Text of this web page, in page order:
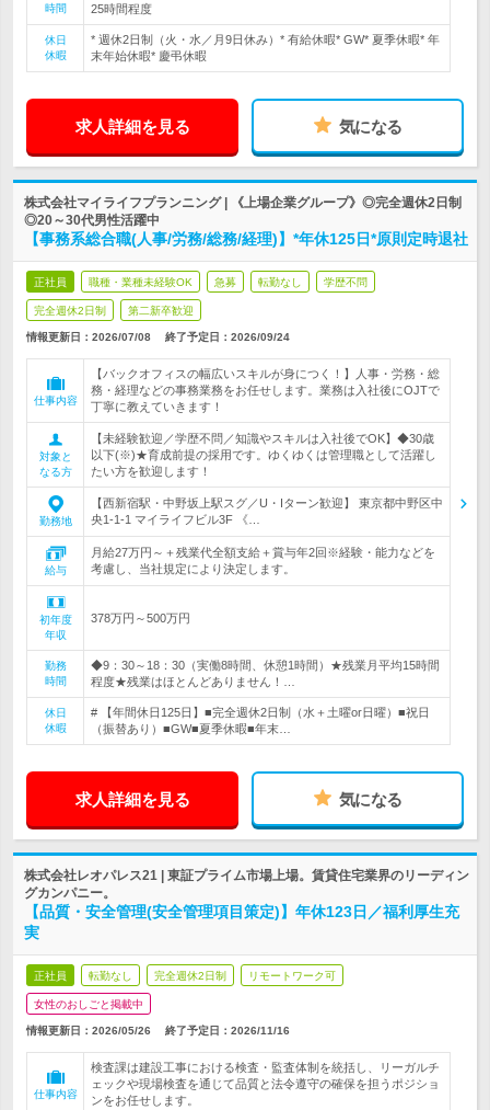
時間
25時間程度
休日
休暇
* 週休2日制（火・水／月9日休み）* 有給休暇* GW* 夏季休暇* 年
末年始休暇* 慶弔休暇
求人詳細を見る 気になる
株式会社マイライフプランニング | 《上場企業グループ》◎完全週休2日制
◎20～30代男性活躍中
【事務系総合職(人事/労務/総務/経理)】*年休125日*原則定時退社
正社員 職種・業種未経験OK 急募 転勤なし 学歴不問
完全週休2日制 第二新卒歓迎
情報更新日：2026/07/08 終了予定日： 2026/09/24
仕事内容
【バックオフィスの幅広いスキルが身につく！】人事・労務・総
務・経理などの事務業務をお任せします。業務は入社後にOJTで
丁寧に教えていきます！
対象と
なる方
【未経験歓迎／学歴不問／知識やスキルは入社後でOK】◆30歳
以下(※)★育成前提の採用です。ゆくゆくは管理職として活躍し
たい方を歓迎します！
勤務地
【西新宿駅・中野坂上駅スグ／U・Iターン歓迎】 東京都中野区中
央1-1-1 マイライフビル3F 《…
給与
月給27万円～＋残業代全額支給＋賞与年2回※経験・能力などを
考慮し、当社規定により決定します。
初年度
年収
378万円～500万円
勤務
時間
◆9：30～18：30（実働8時間、休憩1時間）★残業月平均15時間
程度★残業はほとんどありません！…
休日
休暇
# 【年間休日125日】■完全週休2日制（水＋土曜or日曜）■祝日
（振替あり）■GW■夏季休暇■年末…
求人詳細を見る 気になる
株式会社レオパレス21 | 東証プライム市場上場。賃貸住宅業界のリーディン
グカンパニー。
【品質・安全管理(安全管理項目策定)】年休123日／福利厚生充
実
正社員 転勤なし 完全週休2日制 リモートワーク可
女性のおしごと掲載中
情報更新日：2026/05/26 終了予定日： 2026/11/16
仕事内容
検査課は建設工事における検査・監査体制を統括し、リーガルチ
ェックや現場検査を通じて品質と法令遵守の確保を担うポジショ
ンをお任せします。